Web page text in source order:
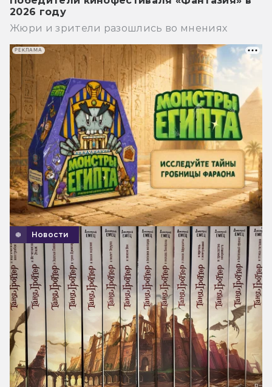
2026 году
Жюри и зрители разошлись во мнениях
Новости
РЕКЛАМА